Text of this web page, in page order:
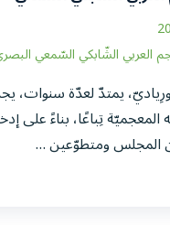
العربي الشّابكي السّمعي
يمتدّ لعدّة سنوات،
تِباعًا، بناءً على
المجلس ومتطوّعين …